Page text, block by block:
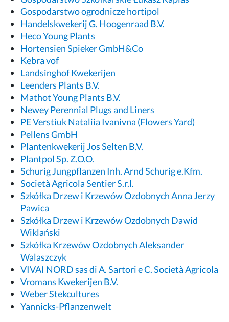
Gospodarstwo ogrodnicze hortipol
Handelskwekerij G. Hoogenraad B.V.
Heco Young Plants
Hortensien Spieker GmbH&Co
Kebra vof
Landsinghof Kwekerijen
Leenders Plants B.V.
Mathot Young Plants B.V.
Newey Perennial Plugs and Liners
PE Verstiuk Nataliia Ivanivna (Flowers Yard)
Pellens GmbH
Plantenkwekerij Jos Selten B.V.
Plantpol Sp. Z.O.O.
Schurig Jungpflanzen Inh. Arnd Schurig e.Kfm.
Società Agricola Sentier S.r.l.
Szkółka Drzew i Krzewów Ozdobnych Anna Jerzy
Pawica
Szkółka Drzew i Krzewów Ozdobnych Dawid
Wiklański
Szkółka Krzewów Ozdobnych Aleksander
Walaszczyk
VIVAI NORD sas di A. Sartori e C. Società Agricola
Vromans Kwekerijen B.V.
Weber Stekcultures
Yannicks-Pflanzenwelt